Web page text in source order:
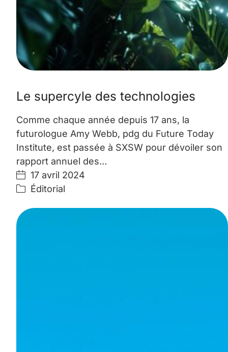
Le supercyle des technologies
Comme chaque année depuis 17 ans, la
futurologue Amy Webb, pdg du Future Today
Institute, est passée à SXSW pour dévoiler son
rapport annuel des…
17 avril 2024
Éditorial